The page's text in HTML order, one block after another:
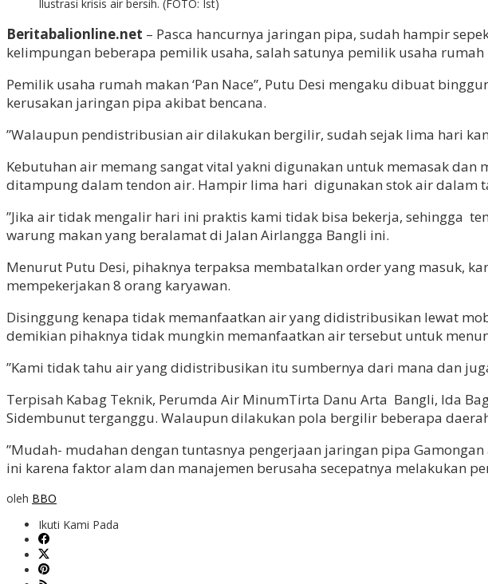
Ilustrasi krisis air bersih. (FOTO: Ist)
Beritabalionline.net – Pasca hancurnya jaringan pipa, sudah hampir
kelimpungan beberapa pemilik usaha, salah satunya pemilik usaha
Pemilik usaha rumah makan ‘Pan Nace”, Putu Desi mengaku dibuat
kerusakan jaringan pipa akibat bencana.
”Walaupun pendistribusian air dilakukan bergilir, sudah sejak lima hari
Kebutuhan air memang sangat vital yakni digunakan untuk memasak
ditampung dalam tendon air. Hampir lima hari digunakan stok air dalam
”Jika air tidak mengalir hari ini praktis kami tidak bisa bekerja, sehingga
warung makan yang beralamat di Jalan Airlangga Bangli ini.
Menurut Putu Desi, pihaknya terpaksa membatalkan order yang masuk,
mempekerjakan 8 orang karyawan.
Disinggung kenapa tidak memanfaatkan air yang didistribusikan lewat
demikian pihaknya tidak mungkin memanfaatkan air tersebut untuk
”Kami tidak tahu air yang didistribusikan itu sumbernya dari mana dan
Terpisah Kabag Teknik, Perumda Air MinumTirta Danu Arta Bangli, Ida
Sidembunut terganggu. Walaupun dilakukan pola bergilir beberapa
”Mudah- mudahan dengan tuntasnya pengerjaan jaringan pipa
ini karena faktor alam dan manajemen berusaha secepatnya melakukan
oleh BBO
Ikuti Kami Pada